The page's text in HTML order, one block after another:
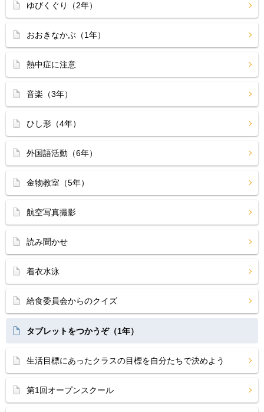
ゆびくぐり（2年）
おおきなかぶ（1年）
熱中症に注意
音楽（3年）
ひし形（4年）
外国語活動（6年）
金物教室（5年）
航空写真撮影
読み聞かせ
着衣水泳
給食委員会からのクイズ
タブレットをつかうぞ（1年）
生活目標にあったクラスの目標を自分たちで決めよう
第1回オープンスクール